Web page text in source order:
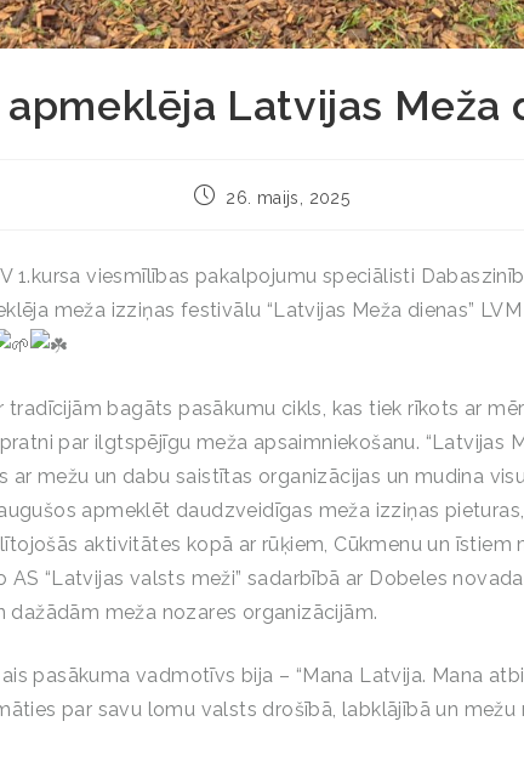
apmeklēja Latvijas Meža
26. maijs, 2025
1.kursa viesmīlības pakalpojumu speciālisti
meža izziņas festivālu “Latvijas Meža dienas”
tradīcijām bagāts pasākumu cikls, kas tiek rīkots ar
par ilgtspējīgu meža apsaimniekošanu. “Latvijas
ar mežu un dabu saistītas organizācijas un mudina
apmeklēt daudzveidīgas meža izziņas
aktivitātes kopā ar rūķiem, Cūkmenu un īstiem
AS “Latvijas valsts meži” sadarbībā ar Dobeles
dažādām meža nozares organizācijām.
pasākuma vadmotīvs bija – “Mana Latvija. Mana
par savu lomu valsts drošībā, labklājībā un